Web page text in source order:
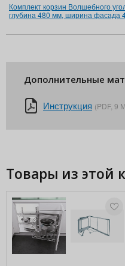
Комплект корзин Волшебного
глубина 480 мм, ширина фасада
Дополнительные
Инструкция (PDF, 9
Товары из этой